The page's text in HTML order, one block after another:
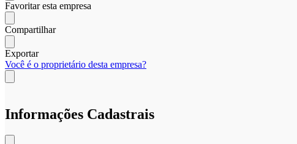
Favoritar esta empresa
Compartilhar
Exportar
Você é o proprietário desta empresa?
Informações Cadastrais